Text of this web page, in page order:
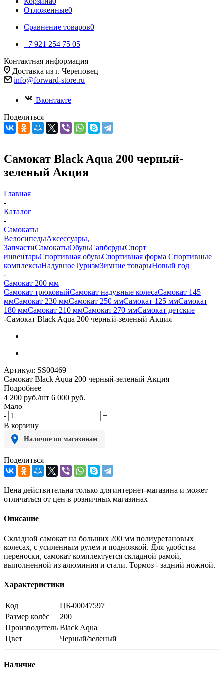
Отложенные0
Сравнение товаров0
+7 921 254 75 05
Контактная информация
Доставка из г. Череповец
info@forward-store.ru
Вконтакте
Поделиться
Самокат Black Aqua 200 черный-
зеленый Акция
Главная
-
Каталог
-
Самокаты
ВелосипедыАксессуары,
ЗапчастиСамокатыОбувьСапбордыСпорт
инвентарьСпортивная обувьСпортивная форма Спортивные
комплексыНадувноеТуризмЗимние товарыНовый год
-
Самокат 200 мм
Самокат трюковыйСамокат надувные колесаСамокат 145
ммСамокат 230 ммСамокат 250 ммСамокат 125 ммСамокат
180 ммСамокат 210 ммСамокат 270 ммСамокат детские
-Самокат Black Aqua 200 черный-зеленый Акция
Артикул: SS00469
Самокат Black Aqua 200 черный-зеленый Акция
Подробнее
4 200 руб./шт 6 000 руб.
Мало
-
+
В корзину
Наличие по магазинам
Поделиться
Цена действительна только для интернет-магазина и может
отличаться от цен в розничных магазинах
Описание
Складной самокат на больших 200 мм полиуретановых
колесах, с усиленным рулем и подножкой. Для удобства
переноски, самокат комплектуется складной рамой,
выполненной из алюминия и стали. Тормоз - задний ножной.
Характеристики
Код
ЦБ-00047597
Размер колёс
200
Производитель Black Aqua
Цвет
Черный/зеленый
Наличие